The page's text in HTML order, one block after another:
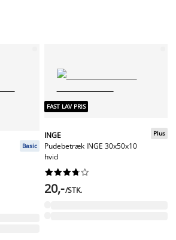
Basic
FAST LAV PRIS
INGE
Pudebetræk INGE 30x50x10
hvid
Plus






20,-/STK.